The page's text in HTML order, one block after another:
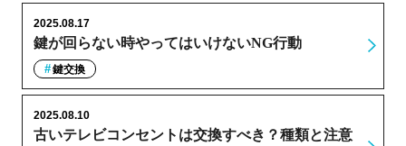
鍵が回らない時やってはいけないNG行動
2025.08.17
鍵交換
古いテレビコンセントは交換すべき？種類と注意
2025.08.10